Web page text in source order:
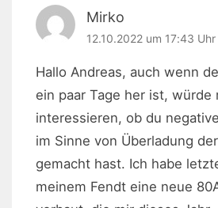
Mirko
12.10.2022 um 17:43 Uhr
Hallo Andreas, auch wenn
ein paar Tage her ist, würde
interessieren, ob du
im Sinne von Überladung
gemacht hast. Ich habe
meinem Fendt eine neue